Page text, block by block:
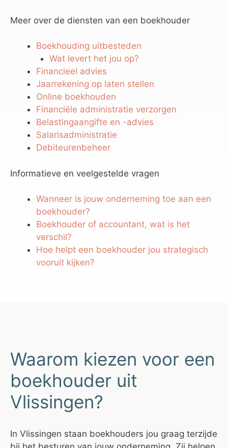
Meer over de diensten van een boekhouder
Boekhouding uitbesteden
Wat levert het jou op?
Financieel advies
Jaarrekening op laten stellen
Online boekhouden
Financiële administratie verzorgen
Belastingaangifte en -advies
Salarisadministratie
Debiteurenbeheer
Informatieve en veelgestelde vragen
Wanneer is jouw onderneming toe aan een
boekhouder?
Boekhouder of accountant, wat is het
verschil?
Hoe helpt een boekhouder jou strategisch
vooruit kijken?
Waarom kiezen voor een
boekhouder uit
Vlissingen?
In Vlissingen staan boekhouders jou graag terzijde